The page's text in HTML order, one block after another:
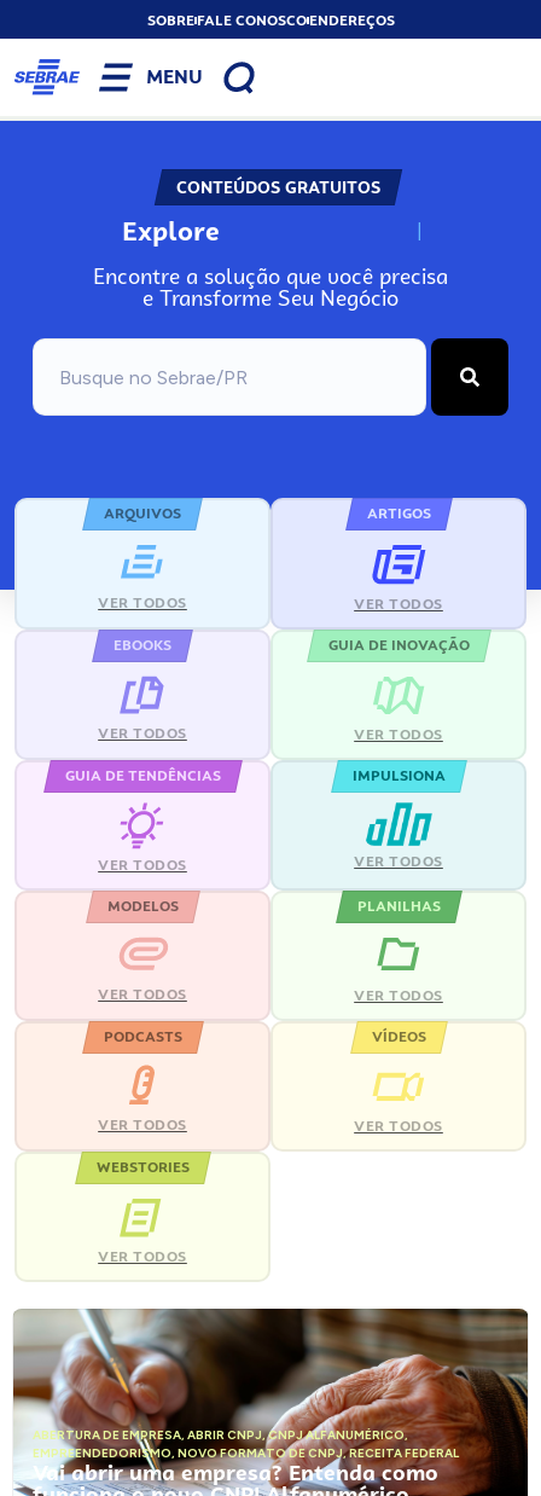
SOBREFALE CONOSCOENDEREÇOS
MENU
CONTEÚDOS GRATUITOS
Explore N
Encontre a solução que você precisa
e Transforme Seu Negócio
ARQUIVOS
VER TODOS
ARTIGOS
VER TODOS
EBOOKS
VER TODOS
GUIA DE INOVAÇÃO
VER TODOS
GUIA DE TENDÊNCIAS
VER TODOS
IMPULSIONA
VER TODOS
MODELOS
VER TODOS
PLANILHAS
VER TODOS
PODCASTS
VER TODOS
VÍDEOS
VER TODOS
WEBSTORIES
VER TODOS
ABERTURA DE EMPRESA, ABRIR CNPJ,CNPJ ALFANUMÉRICO,
EMPREENDEDORISMO, NOVO FORMATO DE CNPJ,RECEITA FEDERAL
Vai abrir uma empresa? Entenda como